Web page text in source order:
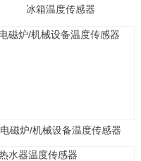
冰箱温度传感器
电磁炉/机械设备温度传感器